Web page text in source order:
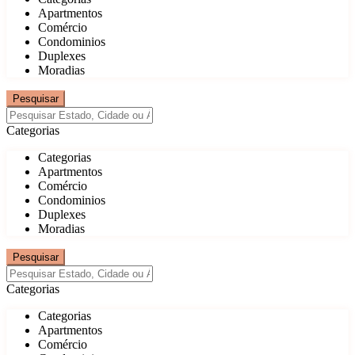
Apartmentos
Comércio
Condominios
Duplexes
Moradias
Categorias
Categorias
Apartmentos
Comércio
Condominios
Duplexes
Moradias
Categorias
Categorias
Apartmentos
Comércio